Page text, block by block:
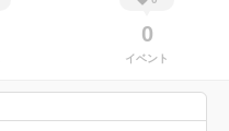
0
イベント